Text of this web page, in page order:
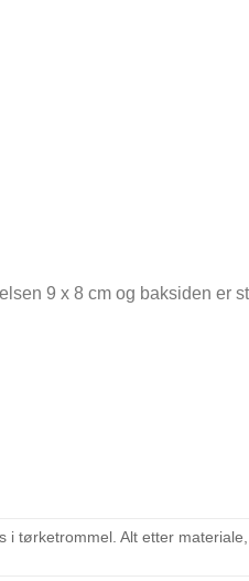
9 x 8 cm og baksiden er
i tørketrommel. Alt etter